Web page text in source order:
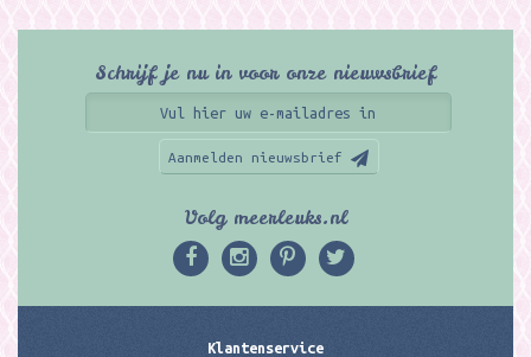
Schrijf je nu in voor onze nieuwsbrief
Aanmelden nieuwsbrief
Volg meerleuks.nl
Klantenservice